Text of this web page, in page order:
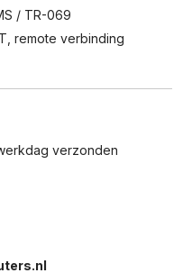
/ TR-069
remote verbinding
verzonden